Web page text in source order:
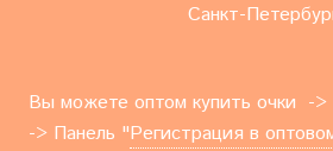
Санкт-
Вы можете оптом купить очки ->
-> Панель "Регистрация в